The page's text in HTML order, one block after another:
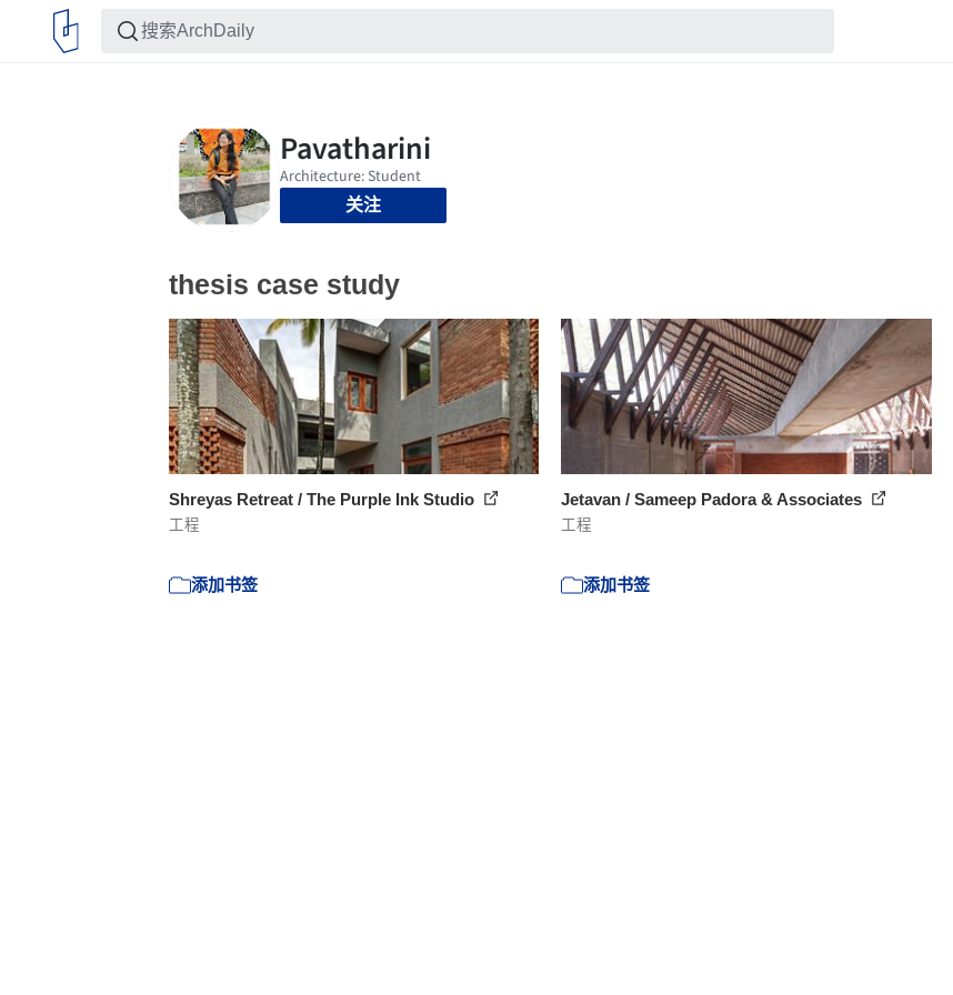
关注
thesis case study
Shreyas Retreat / The Purple Ink Studio
工程
添加书签
Jetavan / Sameep Padora & Associates
工程
添加书签